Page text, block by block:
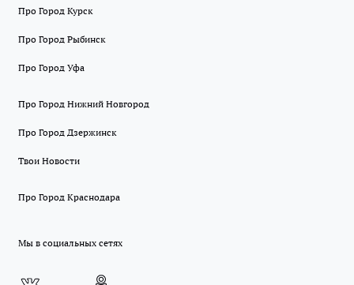
Про Город Курск
Про Город Рыбинск
Про Город Уфа
Про Город Нижний Новгород
Про Город Дзержинск
Твои Новости
Про Город Краснодара
Мы в социальных сетях